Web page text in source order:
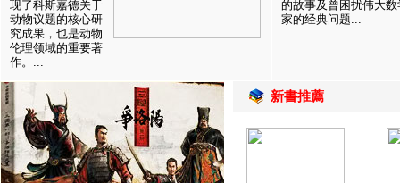
现了科斯嘉德关于
动物议题的核心研
究成果，也是动物
伦理领域的重要著
作。...
的故事及曾困扰伟大数
家的经典问题...
新書推薦